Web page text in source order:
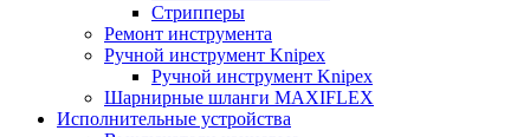
Стрипперы
Ремонт инструмента
Ручной инструмент Knipex
Ручной инструмент Knipex
Шарнирные шланги MAXIFLEX
Исполнительные устройства